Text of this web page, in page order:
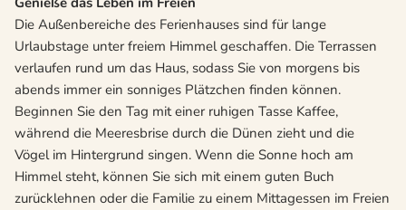
Die Außenbereiche des Ferienhauses sind für lange
Urlaubstage unter freiem Himmel geschaffen. Die Terrassen
verlaufen rund um das Haus, sodass Sie von morgens bis
abends immer ein sonniges Plätzchen finden können.
Beginnen Sie den Tag mit einer ruhigen Tasse Kaffee,
während die Meeresbrise durch die Dünen zieht und die
Vögel im Hintergrund singen. Wenn die Sonne hoch am
Himmel steht, können Sie sich mit einem guten Buch
zurücklehnen oder die Familie zu einem Mittagessen im Freien